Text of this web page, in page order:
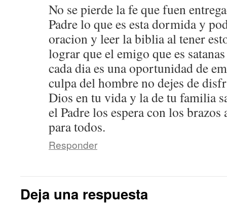
No se pierde la fe que fuen
Padre lo que es esta dormida y
oracion y leer la biblia al tener
lograr que el emigo que es
cada dia es una oportunidad de
culpa del hombre no dejes de
Dios en tu vida y la de tu familia
el Padre los espera con los
para todos.
Responder
Deja una respuesta